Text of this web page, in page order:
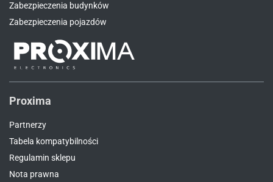
Zabezpieczenia budynków
Zabezpieczenia pojazdów
Proxima
Partnerzy
Tabela kompatybilności
Regulamin sklepu
Nota prawna